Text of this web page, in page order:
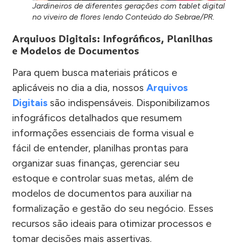
Jardineiros de diferentes gerações com tablet digital
no viveiro de flores lendo Conteúdo do Sebrae/PR.
Arquivos Digitais: Infográficos, Planilhas
e Modelos de Documentos
Para quem busca materiais práticos e
aplicáveis no dia a dia, nossos Arquivos
Digitais são indispensáveis. Disponibilizamos
infográficos detalhados que resumem
informações essenciais de forma visual e
fácil de entender, planilhas prontas para
organizar suas finanças, gerenciar seu
estoque e controlar suas metas, além de
modelos de documentos para auxiliar na
formalização e gestão do seu negócio. Esses
recursos são ideais para otimizar processos e
tomar decisões mais assertivas.